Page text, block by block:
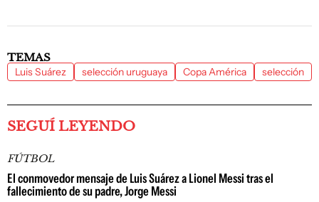
TEMAS
Luis Suárez selección uruguaya Copa América selección
SEGUÍ LEYENDO
FÚTBOL
El conmovedor mensaje de Luis Suárez a Lionel Messi tras el
fallecimiento de su padre, Jorge Messi